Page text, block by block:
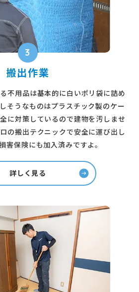
3
搬出作業
不用品は基本的に白いポリ袋に詰め
そうなものはプラスチック製のケー
に対策しているので建物を汚しませ
の搬出テクニックで安全に運び出し
害保険にも加入済みですよ。
詳しく見る